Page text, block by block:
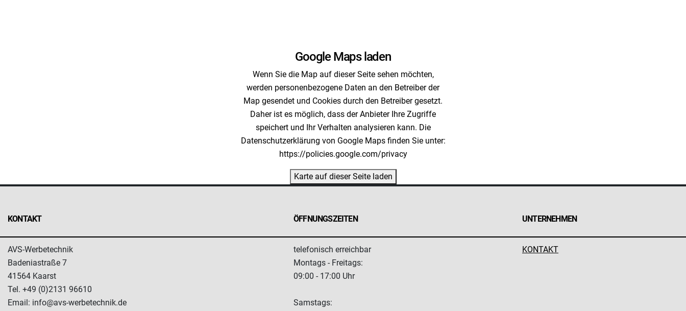
Google Maps laden
Wenn Sie die Map auf dieser Seite sehen möchten,
werden personenbezogene Daten an den Betreiber der
Map gesendet und Cookies durch den Betreiber gesetzt.
Daher ist es möglich, dass der Anbieter Ihre Zugriffe
speichert und Ihr Verhalten analysieren kann. Die
Datenschutzerklärung von Google Maps finden Sie unter:
https://policies.google.com/privacy
Karte auf dieser Seite laden
KONTAKT ÖFFNUNGSZEITEN UNTERNEHMEN
AVS-Werbetechnik
Badeniastraße 7
41564 Kaarst
Tel. +49 (0)2131 96610
Email: info@avs-werbetechnik.de
telefonisch erreichbar
Montags - Freitags:
09:00 - 17:00 Uhr
Samstags:
KONTAKT